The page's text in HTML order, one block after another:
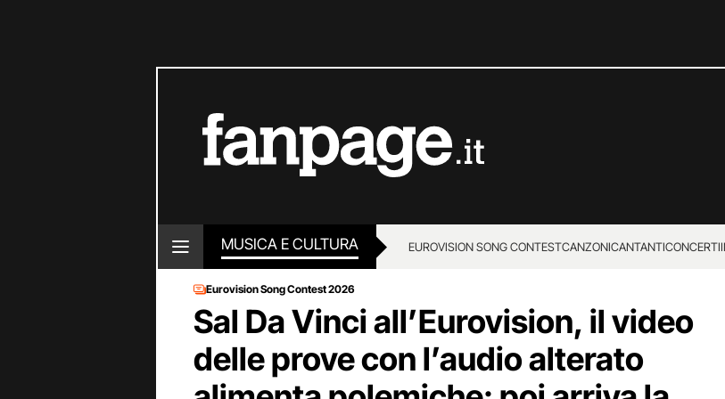
MUSICA E CULTURA EUROVISION SONG CONTESTCANZONICANTANTICONCERTI
Eurovision Song Contest 2026
Sal Da Vinci all’Eurovision, il video
delle prove con l’audio alterato